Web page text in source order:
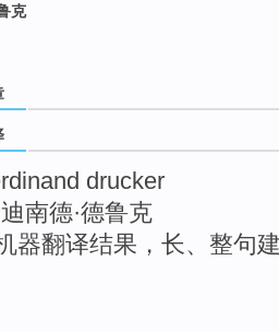
克
drucker
南德·德鲁克
器翻译结果，长、整句